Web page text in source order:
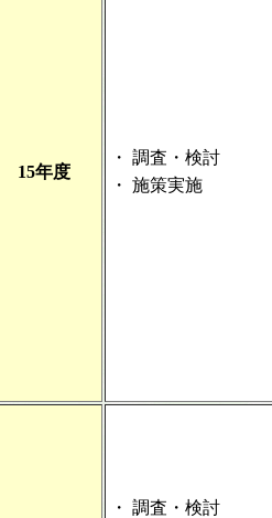
15年度
・ 調査・検討
・ 施策実施
・ 調査・検討